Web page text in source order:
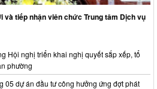
và tiếp nhận viên chức Trung tâm Dịch vụ
Hội nghị triển khai nghị quyết sắp xếp, tổ
phường
05 dự án đầu tư công hưởng ứng đợt phát